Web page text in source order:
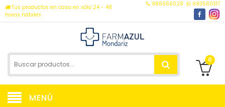
Tus productos en casa en sólo 24 - 48
horas hábiles
986656028 683580317
0
MENÚ